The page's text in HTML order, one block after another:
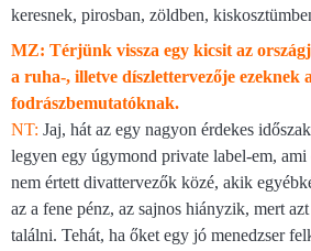
keresnek, pirosban, zöldben,
MZ: Térjünk vissza egy kicsit az
a ruha-, illetve díszlettervezője ezeknek
fodrászbemutatóknak.
NT: Jaj, hát az egy nagyon érdekes
legyen egy úgymond private label-em,
nem értett divattervezők közé, akik
az a fene pénz, az sajnos hiányzik, mert
találni. Tehát, ha őket egy jó menedzser